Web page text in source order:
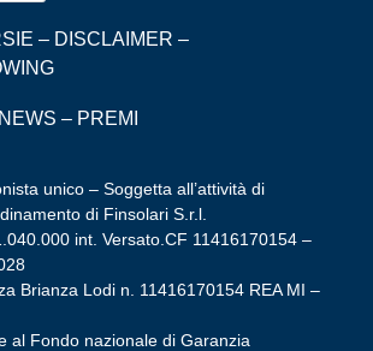
– DISCLAIMER –
NEWS – PREMI
unico – Soggetta all’attività di
di Finsolari S.r.l.
int. Versato.CF 11416170154 –
Brianza Lodi n. 11416170154 REA MI –
al Fondo nazionale di Garanzia